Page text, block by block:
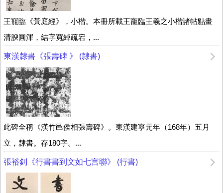
王寵臨《黃庭經》，小楷。本冊所載王寵臨王羲之小楷諸帖點畫
清腴圓渾，結字寬綽疏宕，...
東漢隸書《張壽碑 》 (隸書)
此碑全稱《漢竹邑侯相張壽碑》。東漢建寧元年（168年）五月
立，隸書。存180字。...
張裕釗《行書書到文如七言聯》 (行書)